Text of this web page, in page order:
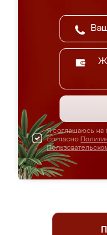
Я соглашаюсь на
согласно